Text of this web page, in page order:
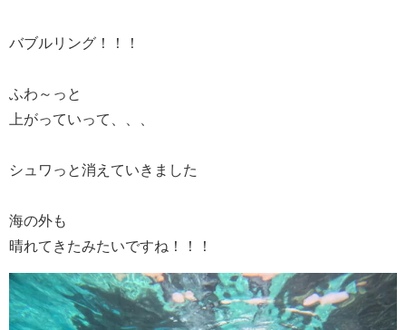
バブルリング！！！
ふわ～っと
上がっていって、、、
シュワっと消えていきました
海の外も
晴れてきたみたいですね！！！